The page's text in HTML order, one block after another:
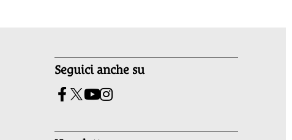
Seguici anche su